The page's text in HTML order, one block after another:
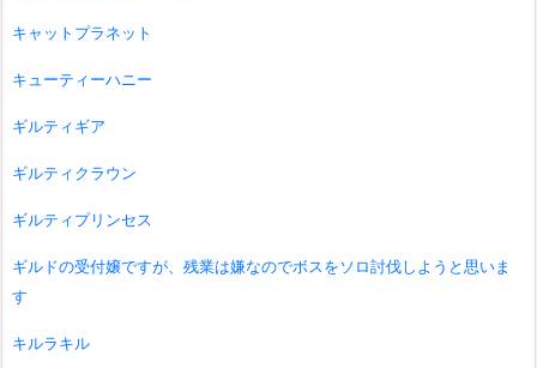
キャットプラネット
キューティーハニー
ギルティギア
ギルティクラウン
ギルティプリンセス
ギルドの受付嬢ですが、残業は嫌なのでボスをソロ討伐しようと思いま
す
キルラキル